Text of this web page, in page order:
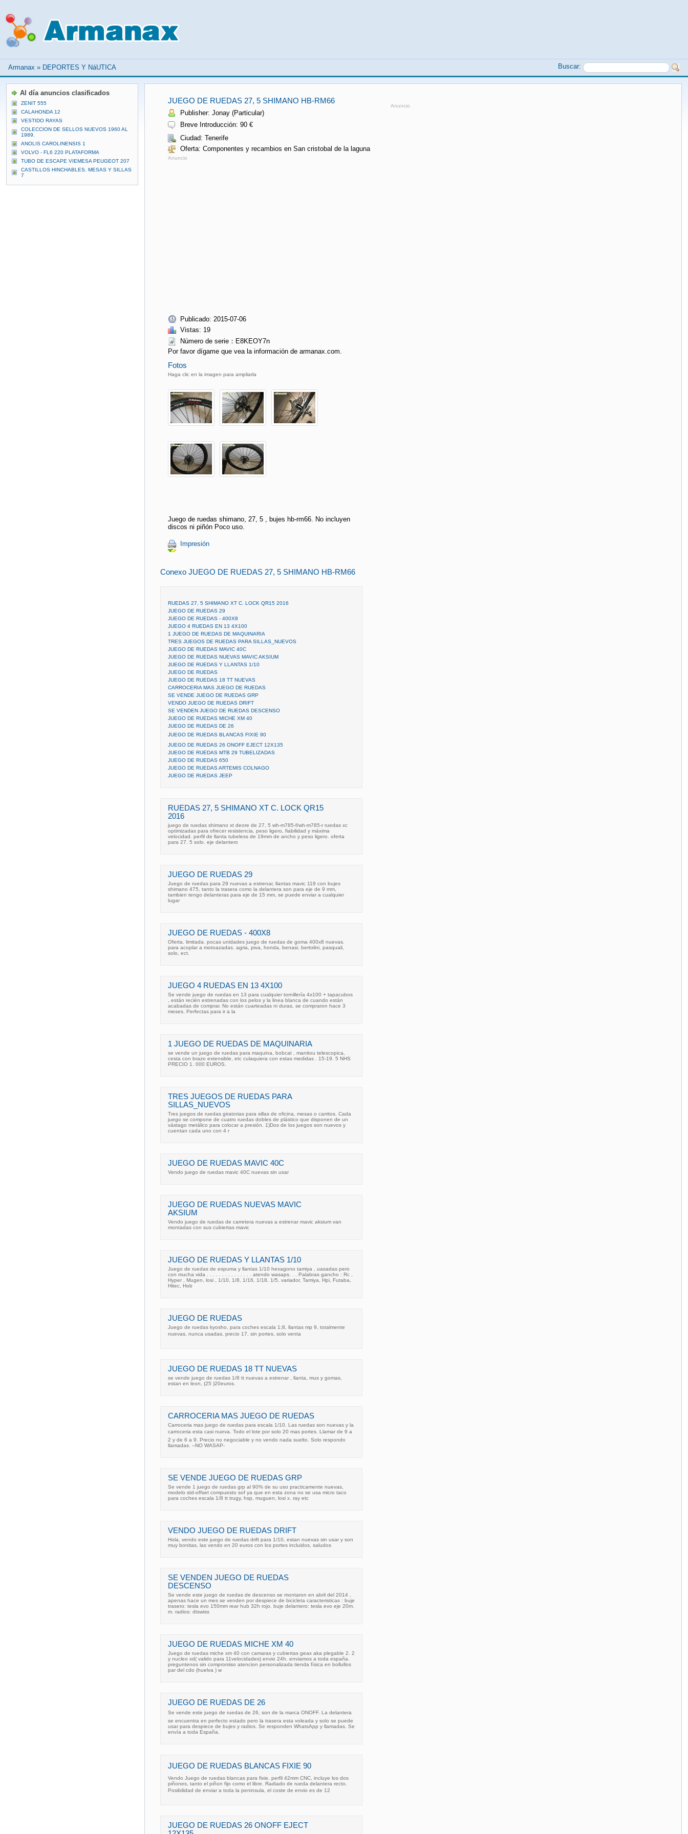
Armanax » DEPORTES Y NáUTICA Buscar:
JUEGO DE RUEDAS 27, 5 SHIMANO HB-RM66
Publisher: Jonay (Particular)
Breve Introducción: 90 €
Ciudad: Tenerife
Oferta: Componentes y recambios en San cristobal de la laguna
Anuncio
Publicado: 2015-07-06
Vistas: 19
Número de serie：E8KEOY7n
Por favor dígame que vea la información de armanax.com.
Fotos
Haga clic en la imagen para ampliarla
Juego de ruedas shimano, 27, 5 , bujes hb-rm66. No incluyen
discos ni piñón Poco uso.
Impresión
Anuncio
Conexo JUEGO DE RUEDAS 27, 5 SHIMANO HB-RM66
RUEDAS 27, 5 SHIMANO XT C. LOCK QR15 2016
JUEGO DE RUEDAS 29
JUEGO DE RUEDAS - 400X8
JUEGO 4 RUEDAS EN 13 4X100
1 JUEGO DE RUEDAS DE MAQUINARIA
TRES JUEGOS DE RUEDAS PARA SILLAS_NUEVOS
JUEGO DE RUEDAS MAVIC 40C
JUEGO DE RUEDAS NUEVAS MAVIC AKSIUM
JUEGO DE RUEDAS Y LLANTAS 1/10
JUEGO DE RUEDAS
JUEGO DE RUEDAS 18 TT NUEVAS
CARROCERIA MAS JUEGO DE RUEDAS
SE VENDE JUEGO DE RUEDAS GRP
VENDO JUEGO DE RUEDAS DRIFT
SE VENDEN JUEGO DE RUEDAS DESCENSO
JUEGO DE RUEDAS MICHE XM 40
JUEGO DE RUEDAS DE 26
JUEGO DE RUEDAS BLANCAS FIXIE 90
JUEGO DE RUEDAS 26 ONOFF EJECT 12X135
JUEGO DE RUEDAS MTB 29 TUBELIZADAS
JUEGO DE RUEDAS 650
JUEGO DE RUEDAS ARTEMIS COLNAGO
JUEGO DE RUEDAS JEEP
RUEDAS 27, 5 SHIMANO XT C. LOCK QR15
2016
juego de ruedas shimano xt deore de 27, 5 wh-m785-f/wh-m785-r ruedas xc
optimizadas para ofrecer resistencia, peso ligero, fiabilidad y máxima
velocidad. perfil de llanta tubeless de 19mm de ancho y peso ligero. oferta
para 27. 5 solo. eje delantero
JUEGO DE RUEDAS 29
Juego de ruedas para 29 nuevas a estrenar, llantas mavic 119 con bujes
shimano 475, tanto la trasera como la delantera son para eje de 9 mm,
tambien tengo delanteras para eje de 15 mm, se puede enviar a cualquier
lugar
JUEGO DE RUEDAS - 400X8
Oferta. limitada. pocas unidades juego de ruedas de goma 400x8 nuevas.
para acoplar a motoazadas. agria, piva, honda, benasi, bertolini, pasquali,
solo, ect.
JUEGO 4 RUEDAS EN 13 4X100
Se vende juego de ruedas en 13 para cualquier tornillería 4x100 + tapacubos
, están recién estrenadas con los pelos y la linea blanca de cuando están
acabadas de comprar. No están cuarteadas ni duras, se compraron hace 3
meses. Perfectas para ir a la
1 JUEGO DE RUEDAS DE MAQUINARIA
se vende un juego de ruedas para maquina, bobcat , manitou telescopica,
cesta con brazo extensible, etc culaquiera con estas medidas . 15-19. 5 NHS
PRECIO 1. 000 EUROS.
TRES JUEGOS DE RUEDAS PARA
SILLAS_NUEVOS
Tres juegos de ruedas giratorias para sillas de oficina, mesas o carritos. Cada
juego se compone de cuatro ruedas dobles de plástico que disponen de un
vástago metálico para colocar a presión. 1)Dos de los juegos son nuevos y
cuentan cada uno con 4 r
JUEGO DE RUEDAS MAVIC 40C
Vendo juego de ruedas mavic 40C nuevas sin usar
JUEGO DE RUEDAS NUEVAS MAVIC
AKSIUM
Vendo juego de ruedas de carretera nuevas a estrenar mavic aksium van
montadas con sus cubiertas mavic
JUEGO DE RUEDAS Y LLANTAS 1/10
Juego de ruedas de espuma y llantas 1/10 hexagono tamiya , uasadas pero
con mucha vida . . . . . . . . . . . . . . . atendo wasaps. . . Palabras gancho : Rc ,
Hyper , Mugen, losi , 1/10, 1/8, 1/16, 1/18, 1/5, variador, Tamiya, Hpi, Futaba,
Hitec, Hob
JUEGO DE RUEDAS
Juego de ruedas kyosho, para coches escala 1;8, llantas mp 9, totalmente
nuevas, nunca usadas, precio 17, sin portes, solo venta
JUEGO DE RUEDAS 18 TT NUEVAS
se vende juego de ruedas 1/8 tt nuevas a estrenar , llanta, mus y gomas,
estan en leon, (25 )20euros.
CARROCERIA MAS JUEGO DE RUEDAS
Carroceria mas juego de ruedas para escala 1/10. Las ruedas son nuevas y la
carroceria esta casi nueva. Todo el lote por solo 20 mas portes. Llamar de 9 a
2 y de 6 a 9. Precio no negociable y no vendo nada suelto. Solo respondo
llamadas. --NO WASAP-
SE VENDE JUEGO DE RUEDAS GRP
Se vende 1 juego de ruedas grp al 90% de su uso practicamente nuevas,
modelo std-offset compuesto sof ya que en esta zona no se usa micro taco
para coches escala 1/8 tt trugy, hsp, muguen, losi x. ray etc
VENDO JUEGO DE RUEDAS DRIFT
Hola, vendo este juego de ruedas drift para 1/10, estan nuevas sin usar y son
muy bonitas, las vendo en 20 euros con los portes incluidos, saludos
SE VENDEN JUEGO DE RUEDAS
DESCENSO
Se vende este juego de ruedas de descenso se montaron en abril del 2014 ,
apenas hace un mes se venden por despiece de bicicleta caracteristicas : buje
trasero: tesla evo 150mm rear hub 32h rojo. buje delantero: tesla evo eje 20m.
m. radios: dtswiss
JUEGO DE RUEDAS MICHE XM 40
Juego de ruedas miche xm 40 con camaras y cubiertas geax aka plegable 2. 2
y nucleo xd( valido para 11velocidades) envio 24h. enviamos a toda españa.
preguntenos sin compromiso atencion personalizada tienda física en bollullos
par del cdo (huelva ) w
JUEGO DE RUEDAS DE 26
Se vende este juego de ruedas de 26, son de la marca ONOFF. La delantera
se encuentra en perfecto estado pero la trasera esta voleada y solo se puede
usar para despiece de bujes y radios. Se responden WhatsApp y llamadas. Se
envía a toda España.
JUEGO DE RUEDAS BLANCAS FIXIE 90
Vendo Juego de ruedas blancas para fixie, perfil 42mm CNC, incluye los dos
piñones, tanto el piñon fijo como el libre. Radiado de rueda delantera recto.
Posibilidad de enviar a toda la peninsula, el coste de envio es de 12
JUEGO DE RUEDAS 26 ONOFF EJECT
Al día anuncios clasificados
ZENIT 555
CALAHONDA 12
VESTIDO RAYAS
COLECCION DE SELLOS NUEVOS 1960 AL
1989.
ANOLIS CAROLINENSIS 1
VOLVO - FL6 220 PLATAFORMA
TUBO DE ESCAPE VIEMESA PEUGEOT 207
CASTILLOS HINCHABLES. MESAS Y SILLAS
7